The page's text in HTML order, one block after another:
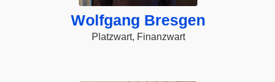
Wolfgang Bresgen
Platzwart, Finanzwart